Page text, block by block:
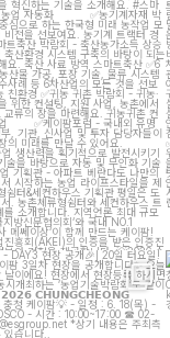
13 5
팜 - DAY3 현장 공개
]
요일! 농·축산...